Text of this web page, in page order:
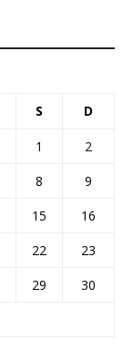
S D
1
2
8
9
15
16
22
23
29
30